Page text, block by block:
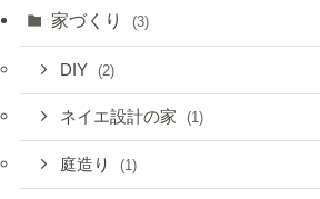
家づくり (3)
DIY (2)
ネイエ設計の家 (1)
庭造り (1)